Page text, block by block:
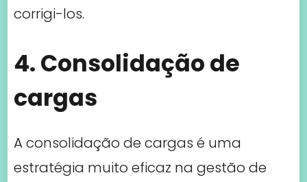
corrigi-los.
4. Consolidação de
cargas
A consolidação de cargas é uma
estratégia muito eficaz na gestão de